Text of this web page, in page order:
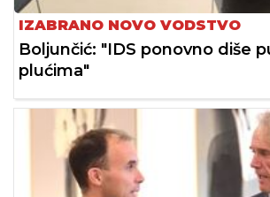
IZABRANO NOVO VODSTVO
Boljunčić: "IDS ponovno diše
plućima"